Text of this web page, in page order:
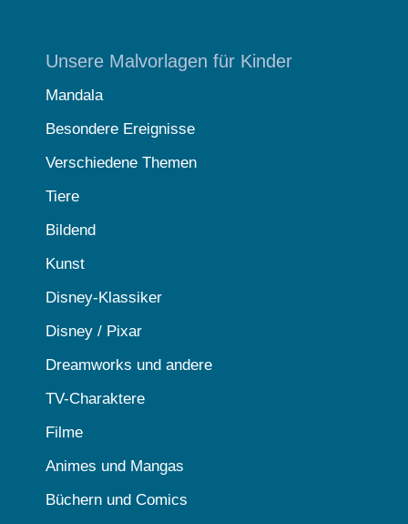
Unsere Malvorlagen für Kinder
Mandala
Besondere Ereignisse
Verschiedene Themen
Tiere
Bildend
Kunst
Disney-Klassiker
Disney / Pixar
Dreamworks und andere
TV-Charaktere
Filme
Animes und Mangas
Büchern und Comics